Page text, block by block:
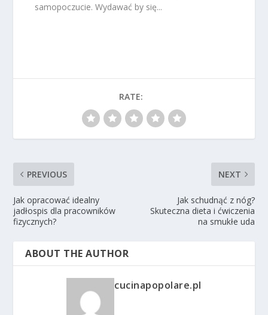
samopoczucie. Wydawać by się...
RATE:
PREVIOUS
Jak opracować idealny
jadłospis dla pracowników
fizycznych?
NEXT
Jak schudnąć z nóg?
Skuteczna dieta i ćwiczenia
na smukłe uda
ABOUT THE AUTHOR
cucinapopolare.pl